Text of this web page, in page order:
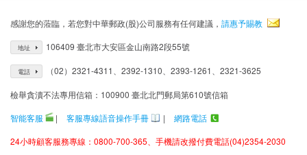
感謝您的蒞臨，若您對中華郵政(股)公司服務有任何建議， 請惠予賜教
地址 106409 臺北市大安區金山南路2段55號
電話 （02）2321-4311、2392-1310、2393-1261、2321-3625
檢舉貪瀆不法專用信箱：100900 臺北北門郵局第610號信箱
智能客服
| 客服專線語音操作手冊 |
網路電話
24小時顧客服務專線：0800-700-365、手機請改撥付費電話(04)2354-2030